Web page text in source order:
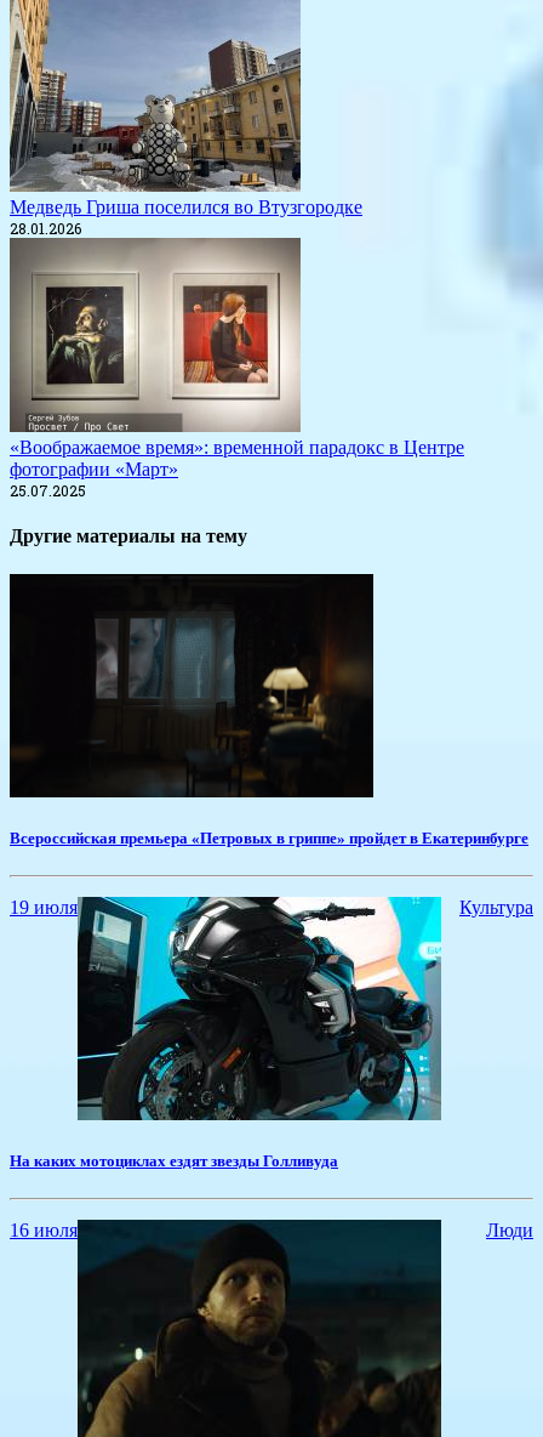
Медведь Гриша поселился во Втузгородке
28.01.2026
«Воображаемое время»: временной парадокс в Центре
фотографии «Март»
25.07.2025
Другие материалы на тему
Всероссийская премьера «Петровых в гриппе» пройдет в Екатеринбурге
19 июля Культура
На каких мотоциклах ездят звезды Голливуда
16 июля Люди